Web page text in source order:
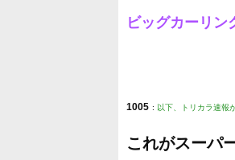
ビッグカーリン
1005 : 以下、トリカラ速報
これがスーパ